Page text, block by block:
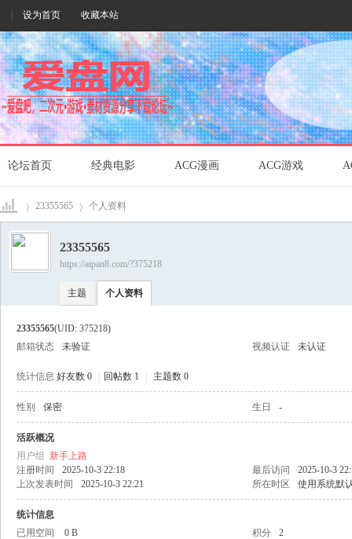
设为首页 收藏本站
论坛首页 经典电影 ACG漫画 ACG游戏
爱盘›
23355565 个人资料
23355565
https://aipan8.com/?375218
主题 个人资料
23355565(UID: 375218)
邮箱状态
未验证 视频认证 未认证
统计信息 好友数 0 回帖数 1 主题数 0
性别 保密 生日 -
活跃概况
用户组 新手上路
注册时间
2025-10-3 22:18 最后访问
2025-10-3
上次发表时间
2025-10-3 22:21 所在时区 使用系统默
统计信息
已用空间
0 B 积分
2